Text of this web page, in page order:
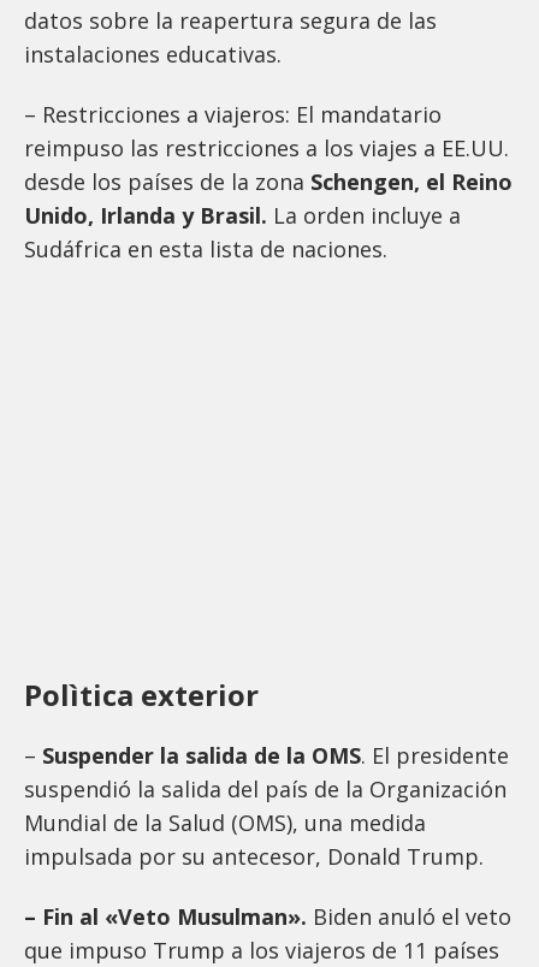
datos sobre la reapertura segura de las
instalaciones educativas.
– Restricciones a viajeros: El mandatario
reimpuso las restricciones a los viajes a EE.UU.
desde los países de la zona Schengen, el Reino
Unido, Irlanda y Brasil. La orden incluye a
Sudáfrica en esta lista de naciones.
Polìtica exterior
– Suspender la salida de la OMS. El presidente
suspendió la salida del país de la Organización
Mundial de la Salud (OMS), una medida
impulsada por su antecesor, Donald Trump.
– Fin al «Veto Musulman». Biden anuló el veto
que impuso Trump a los viajeros de 11 países